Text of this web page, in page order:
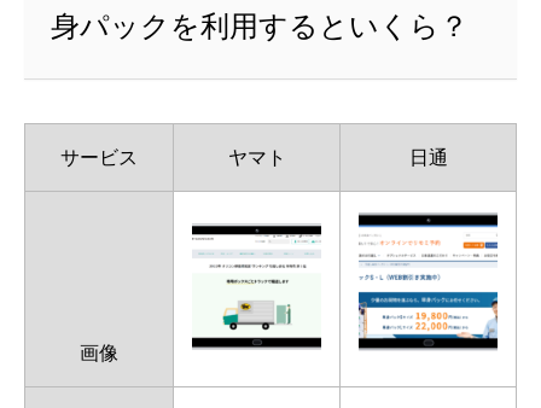
身パックを利用するといくら？
サービス ヤマト 日通
画像